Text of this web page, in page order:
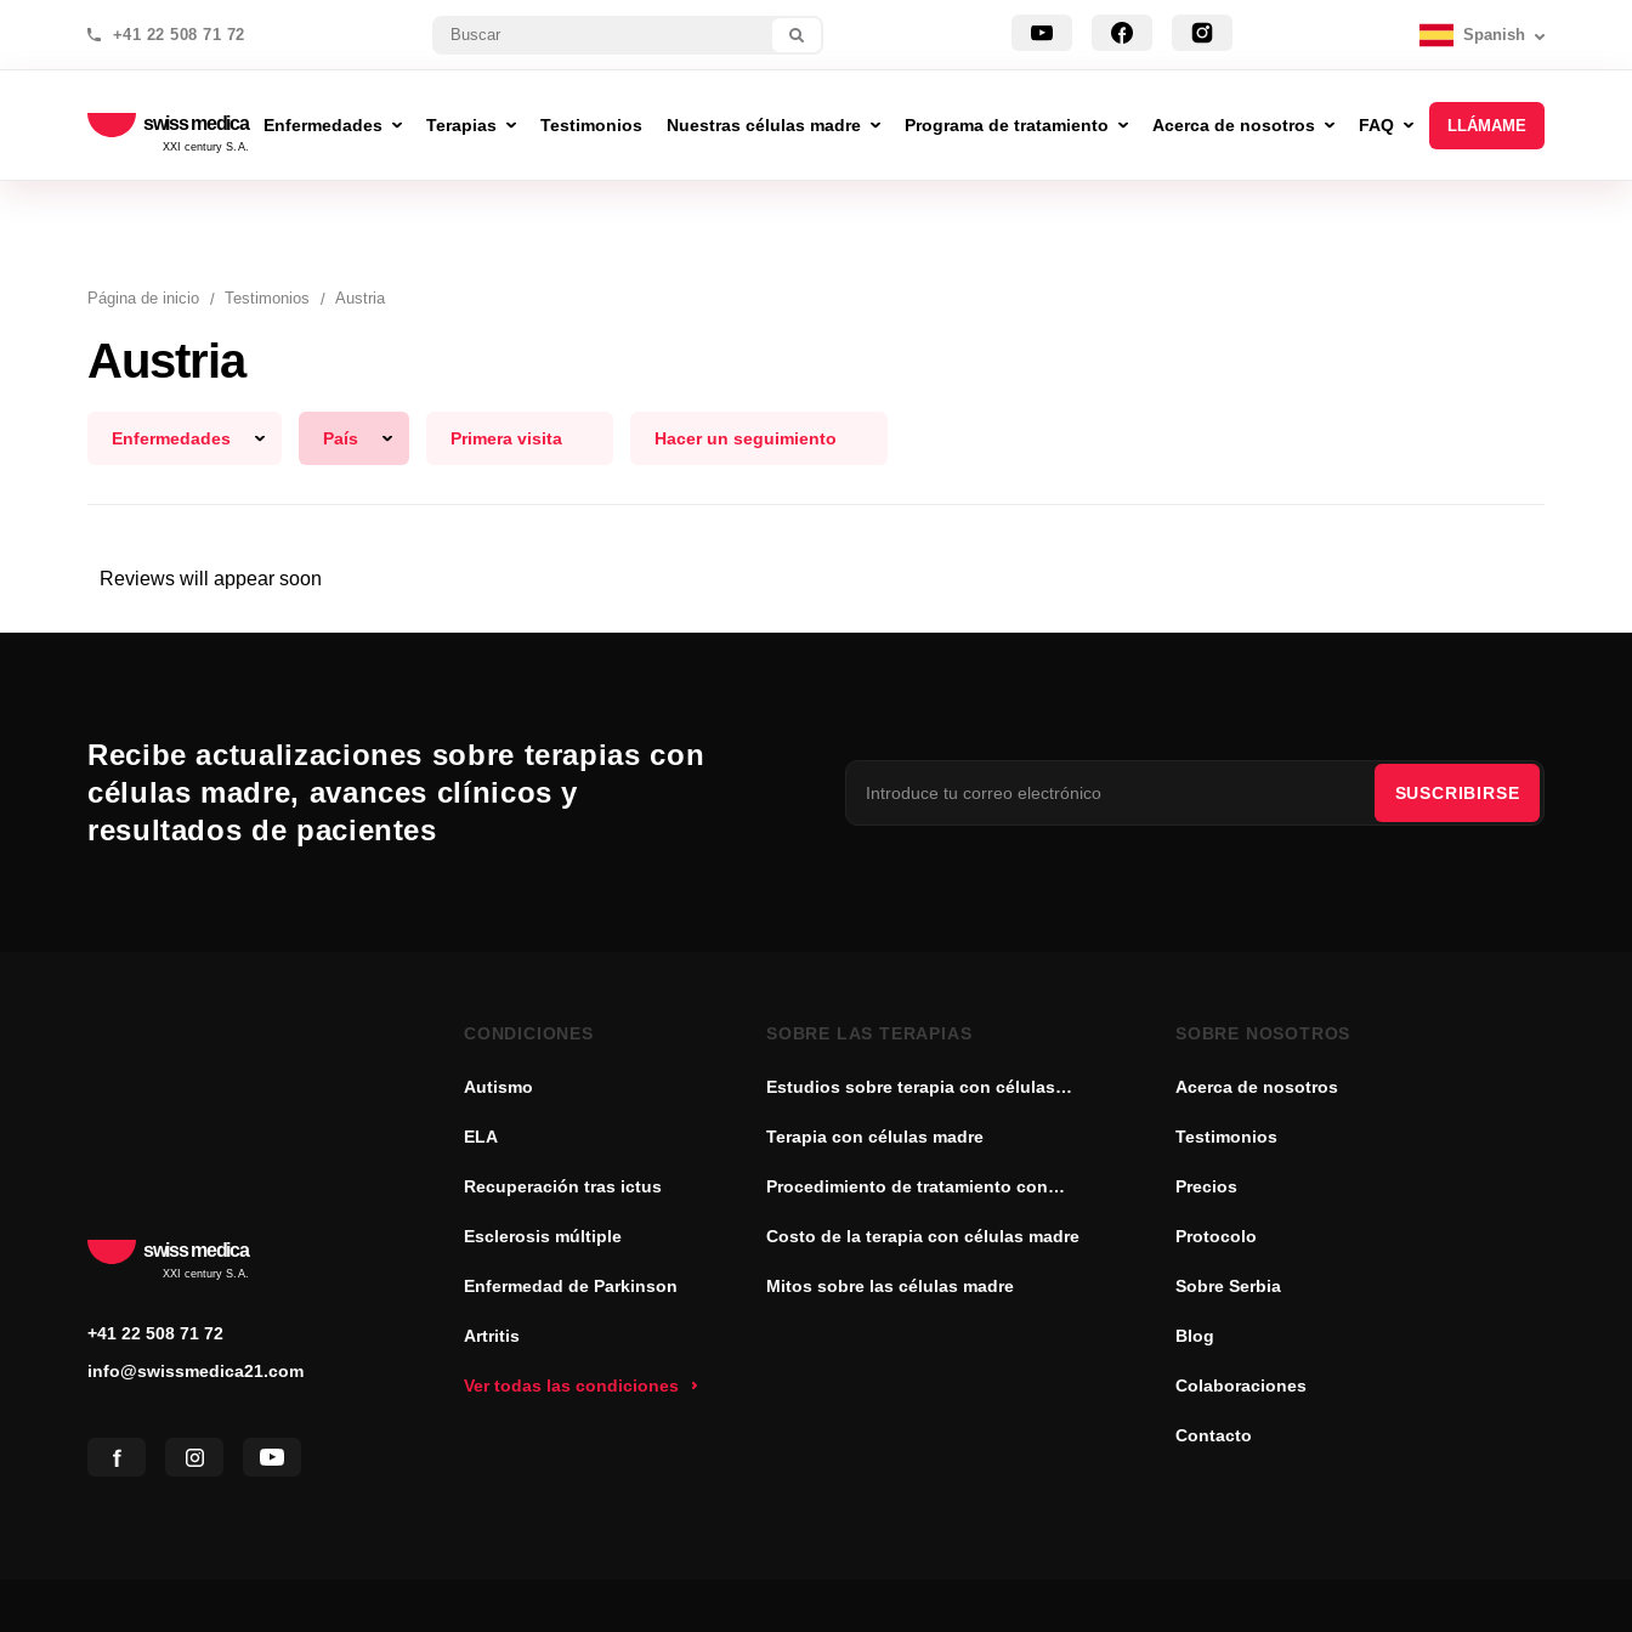
+41 22 508 71 72 Spanish
swiss medica
XXI century S.A.
Enfermedades Terapias Testimonios Nuestras células madre Programa de tratamiento Acerca de nosotros FAQ LLÁMAME
Página de inicio Testimonios Austria
Austria
Enfermedades País Primera visita Hacer un seguimiento
Reviews will appear soon
Recibe actualizaciones sobre terapias con
células madre, avances clínicos y
resultados de pacientes
SUSCRIBIRSE
swiss medica
XXI century S.A.
+41 22 508 71 72
info@swissmedica21.com
CONDICIONES
Autismo
ELA
Recuperación tras ictus
Esclerosis múltiple
Enfermedad de Parkinson
Artritis
Ver todas las condiciones
SOBRE LAS TERAPIAS
Estudios sobre terapia con células
Terapia con células madre
Procedimiento de tratamiento con
Costo de la terapia con células madre
Mitos sobre las células madre
SOBRE NOSOTROS
Acerca de nosotros
Testimonios
Precios
Protocolo
Sobre Serbia
Blog
Colaboraciones
Contacto